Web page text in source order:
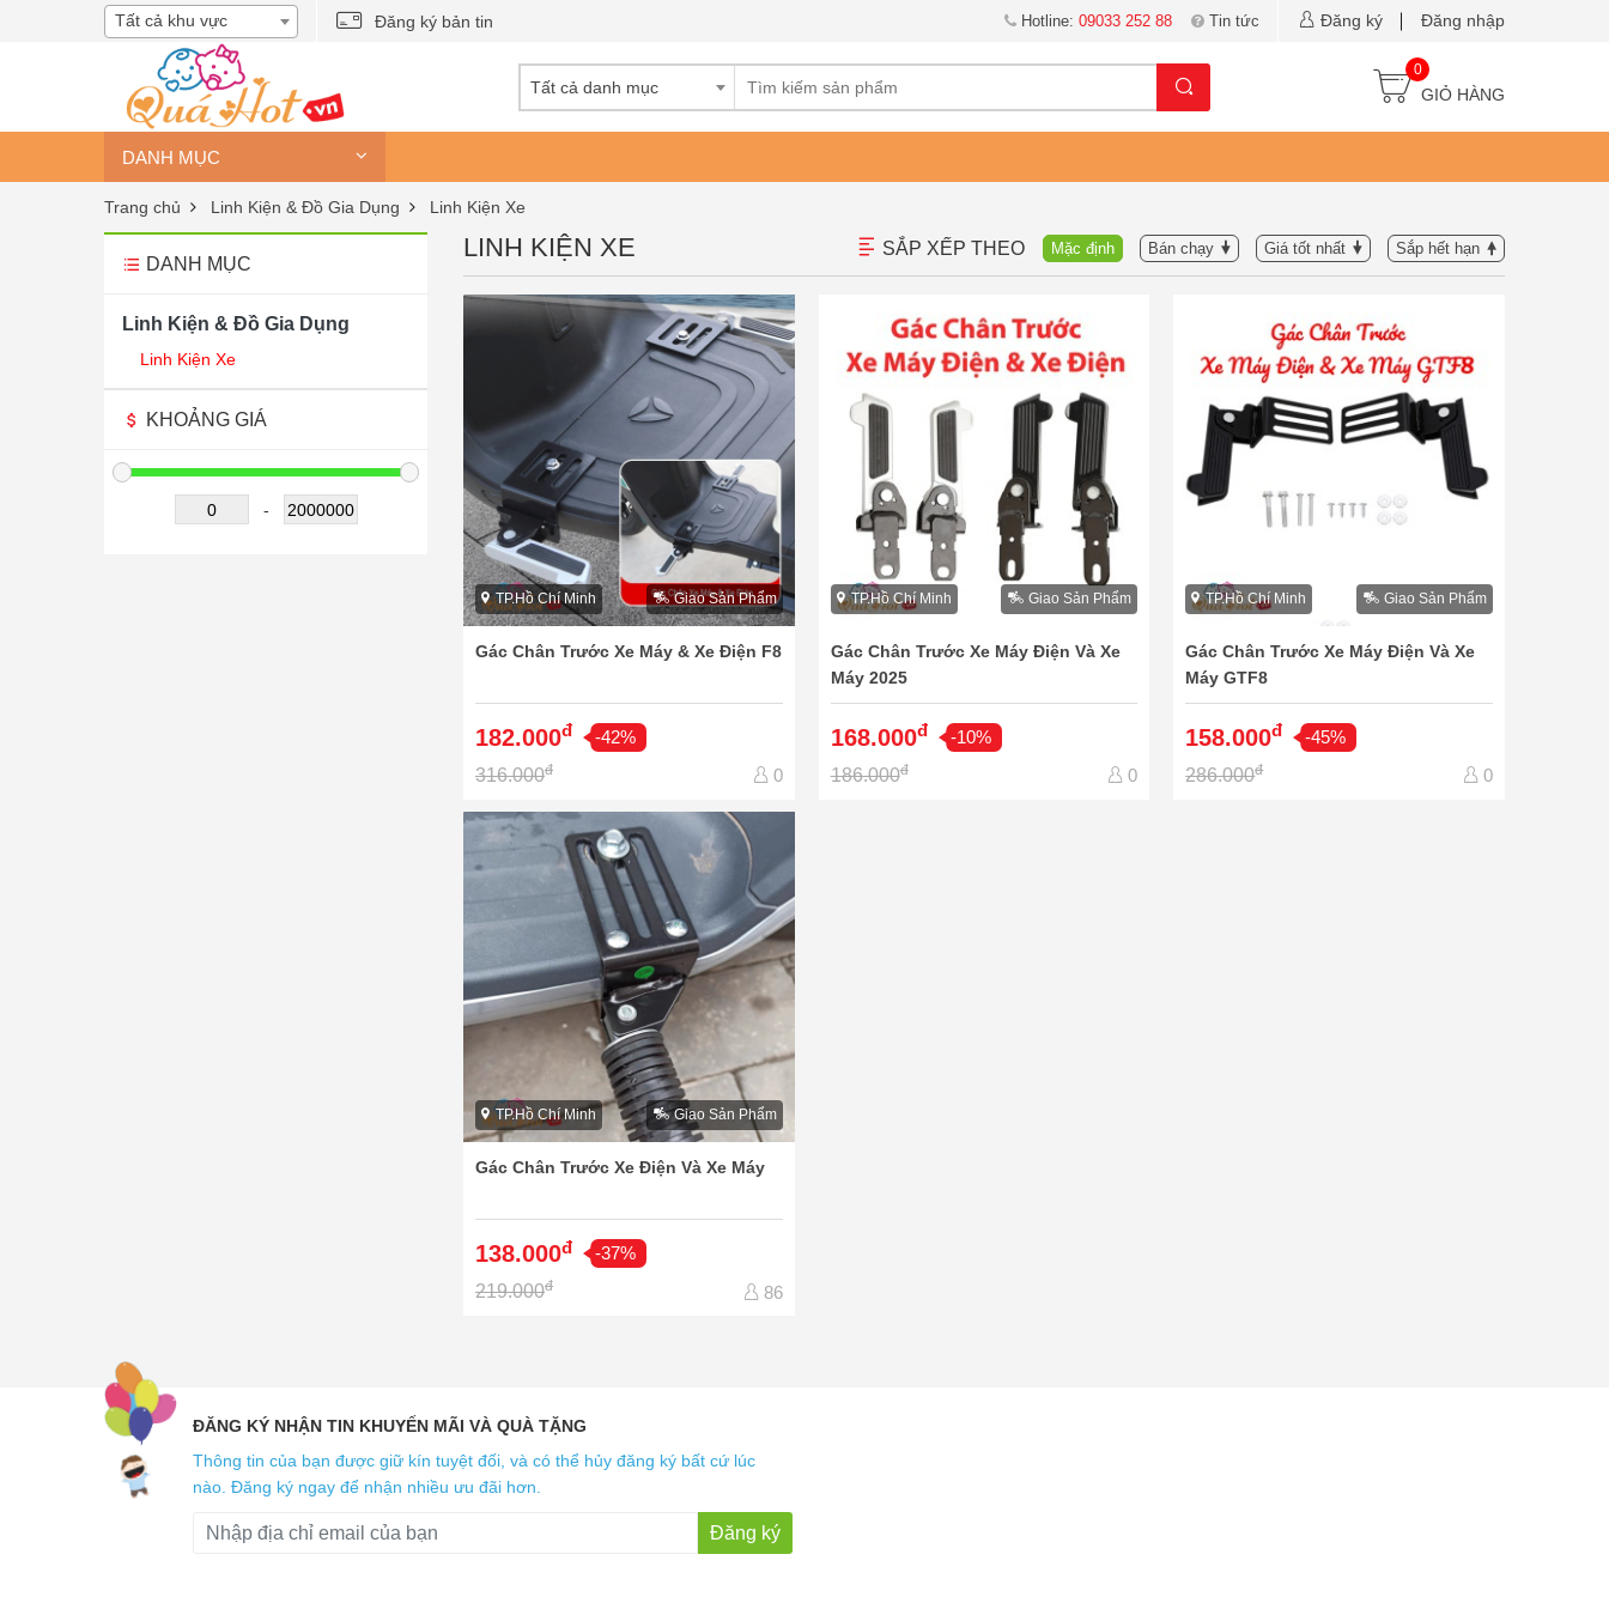
Tất cả khu vực Đăng ký bản tin Hotline: 09033 252 88 Tin tức Đăng ký Đăng nhập
Tất cả danh mục
0
GIỎ HÀNG
DANH MỤC
Trang chủ Linh Kiện & Đồ Gia Dụng Linh Kiện Xe
DANH MỤC
Linh Kiện & Đồ Gia Dụng
Linh Kiện Xe
KHOẢNG GIÁ
-
LINH KIỆN XE SẮP XẾP THEO Mặc định Bán chạy Giá tốt nhất Sắp hết hạn
TP.Hồ Chí Minh Giao Sản Phẩm
Gác Chân Trước Xe Máy & Xe Điện F8
182.000đ
-42%
316.000đ 0
TP.Hồ Chí Minh Giao Sản Phẩm
Gác Chân Trước Xe Máy Điện Và Xe
Máy 2025
168.000đ
-10%
186.000đ 0
TP.Hồ Chí Minh Giao Sản Phẩm
Gác Chân Trước Xe Máy Điện Và Xe
Máy GTF8
158.000đ
-45%
286.000đ 0
TP.Hồ Chí Minh Giao Sản Phẩm
Gác Chân Trước Xe Điện Và Xe Máy
138.000đ
-37%
219.000đ 86
ĐĂNG KÝ NHẬN TIN KHUYẾN MÃI VÀ QUÀ TẶNG
Thông tin của bạn được giữ kín tuyệt đối, và có thể hủy đăng ký bất cứ lúc
nào. Đăng ký ngay để nhận nhiều ưu đãi hơn.
Đăng ký